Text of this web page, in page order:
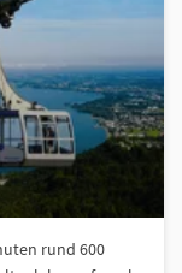
rund 600